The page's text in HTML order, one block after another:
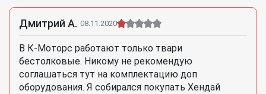
Дмитрий А. 08.11.2020
В К-Моторс работают только твари
бестолковые. Никому не рекомендую
соглашаться тут на комплектацию доп
оборудования. Я собирался покупать Хендай